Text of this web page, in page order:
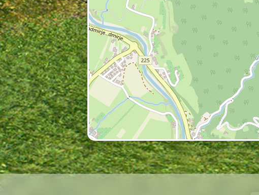
Zgodovinski razvoj in
Prva omemba (1455):Viri
nastajala v prezidavah v
Lokalni opis poudarja »skoraj
kraji.